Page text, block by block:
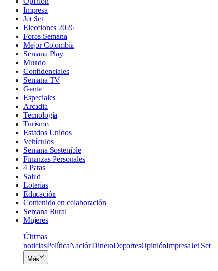
Impresa
Jet Set
Elecciones 2026
Foros Semana
Mejor Colombia
Semana Play
Mundo
Confidenciales
Semana TV
Gente
Especiales
Arcadia
Tecnología
Turismo
Estados Unidos
Vehículos
Semana Sostenible
Finanzas Personales
4 Patas
Salud
Loterías
Educación
Contenido en colaboración
Semana Rural
Mujeres
Últimas
noticiasPolíticaNaciónDineroDeportesOpiniónImpresaJet Set
Más